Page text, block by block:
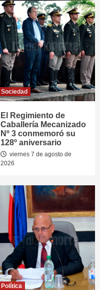
Sociedad
El Regimiento de
Caballería Mecanizado
Nº 3 conmemoró su
128º aniversario
viernes 7 de agosto de
2026
Política